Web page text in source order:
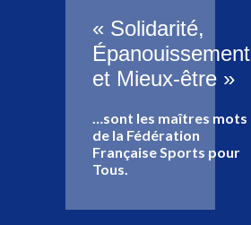
« Solidarité,
Épanouissement
et Mieux-être »
…sont les maîtres mots
de la Fédération
Française Sports pour
Tous.